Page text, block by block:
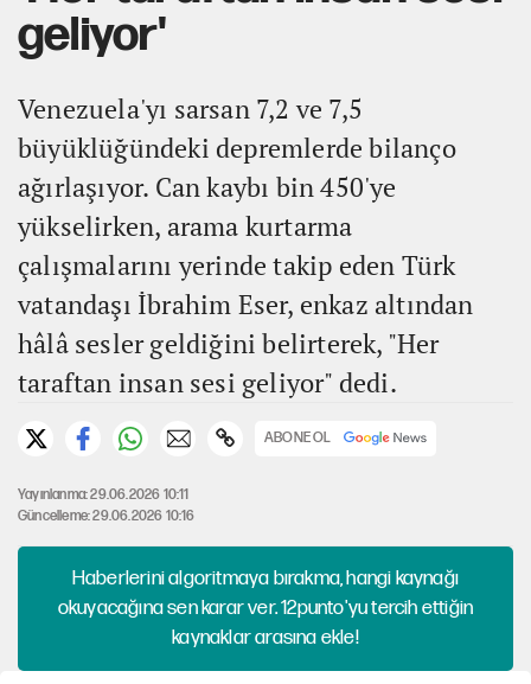
geliyor'
Venezuela'yı sarsan 7,2 ve 7,5
büyüklüğündeki depremlerde bilanço
ağırlaşıyor. Can kaybı bin 450'ye
yükselirken, arama kurtarma
çalışmalarını yerinde takip eden Türk
vatandaşı İbrahim Eser, enkaz altından
hâlâ sesler geldiğini belirterek, "Her
taraftan insan sesi geliyor" dedi.
ABONE OL
Yayınlanma: 29.06.2026 10:11
Güncelleme: 29.06.2026 10:16
Haberlerini algoritmaya bırakma, hangi kaynağı
okuyacağına sen karar ver. 12punto'yu tercih ettiğin
kaynaklar arasına ekle!